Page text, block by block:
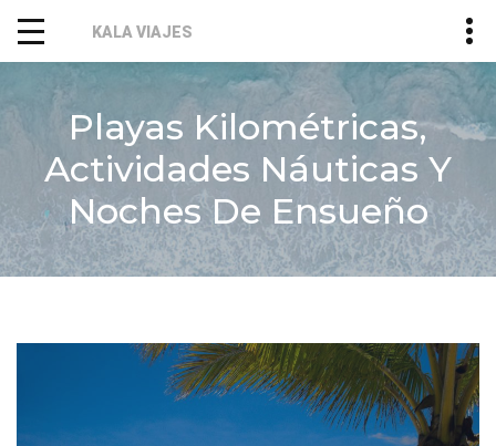
KALA VIAJES
Playas Kilométricas,
Actividades Náuticas Y
Noches De Ensueño